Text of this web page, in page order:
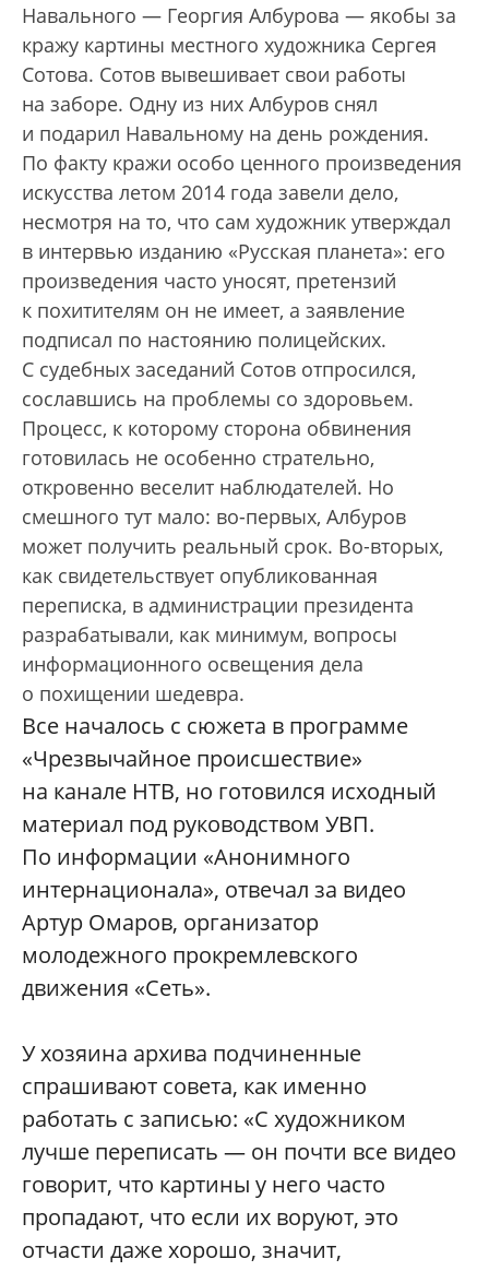
Навального — Георгия Албурова — якобы за
кражу картины местного художника Сергея
Сотова. Сотов вывешивает свои работы
на заборе. Одну из них Албуров снял
и подарил Навальному на день рождения.
По факту кражи особо ценного произведения
искусства летом 2014 года завели дело,
несмотря на то, что сам художник утверждал
в интервью изданию «Русская планета»: его
произведения часто уносят, претензий
к похитителям он не имеет, а заявление
подписал по настоянию полицейских.
С судебных заседаний Сотов отпросился,
сославшись на проблемы со здоровьем.
Процесс, к которому сторона обвинения
готовилась не особенно стрательно,
откровенно веселит наблюдателей. Но
смешного тут мало: во-первых, Албуров
может получить реальный срок. Во-вторых,
как свидетельствует опубликованная
переписка, в администрации президента
разрабатывали, как минимум, вопросы
информационного освещения дела
о похищении шедевра.
Все началось с сюжета в программе
«Чрезвычайное происшествие»
на канале НТВ, но готовился исходный
материал под руководством УВП.
По информации «Анонимного
интернационала», отвечал за видео
Артур Омаров, организатор
молодежного прокремлевского
движения «Сеть».
У хозяина архива подчиненные
спрашивают совета, как именно
работать с записью: «С художником
лучше переписать — он почти все видео
говорит, что картины у него часто
пропадают, что если их воруют, это
отчасти даже хорошо, значит,